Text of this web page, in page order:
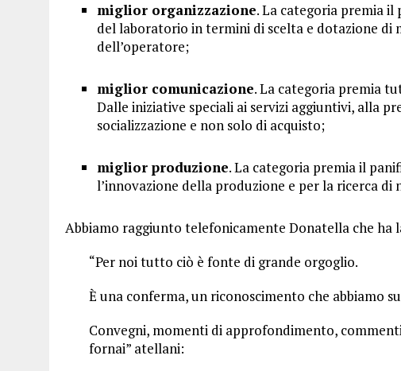
miglior organizzazione. La categoria premia il
del laboratorio in termini di scelta e dotazione
dell’operatore;
miglior comunicazione. La categoria premia
Dalle iniziative speciali ai servizi aggiuntivi, alla
socializzazione e non solo di acquisto;
miglior produzione. La categoria premia il
l’innovazione della produzione e per la ricerca di
Abbiamo raggiunto telefonicamente Donatella che ha
“Per noi tutto ciò è fonte di grande orgoglio.
È una conferma, un riconoscimento che abbiamo
Convegni, momenti di approfondimento,
fornai” atellani: